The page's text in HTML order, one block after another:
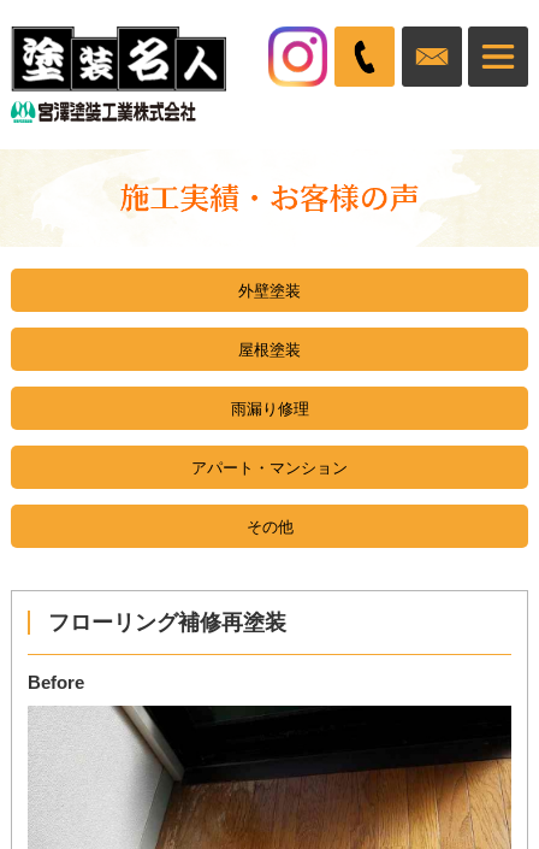
外壁塗装
屋根塗装
雨漏り修理
アパート・マンション
その他
フローリング補修再塗装
Before